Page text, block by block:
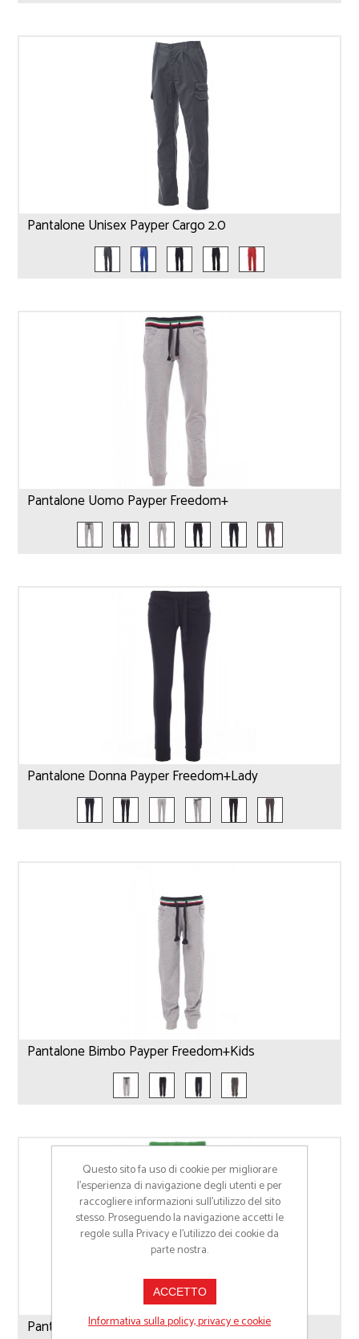
Pantalone Unisex Payper Cargo 2.0
Pantalone Uomo Payper Freedom+
Pantalone Donna Payper Freedom+Lady
Pantalone Bimbo Payper Freedom+Kids
Pantalone Uomo Payper Seattle
Questo sito fa uso di cookie per migliorare
l’esperienza di navigazione degli utenti e per
raccogliere informazioni sull’utilizzo del sito
stesso. Proseguendo la navigazione accetti le
regole sulla Privacy e l'utilizzo dei cookie da
parte nostra.
ACCETTO
Informativa sulla policy, privacy e cookie